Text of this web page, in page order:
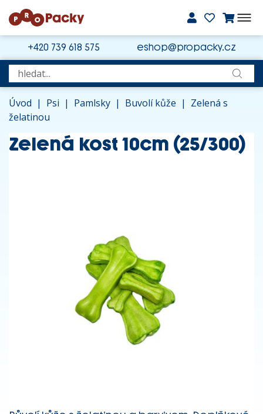
+420 739 618 575 eshop@propacky.cz
Úvod | Psi | Pamlsky | Buvolí kůže | Zelená s
želatinou
Zelená kost 10cm (25/300)